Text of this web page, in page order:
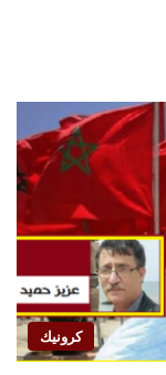
كرونيك